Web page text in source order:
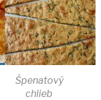
Špenatový
chlieb